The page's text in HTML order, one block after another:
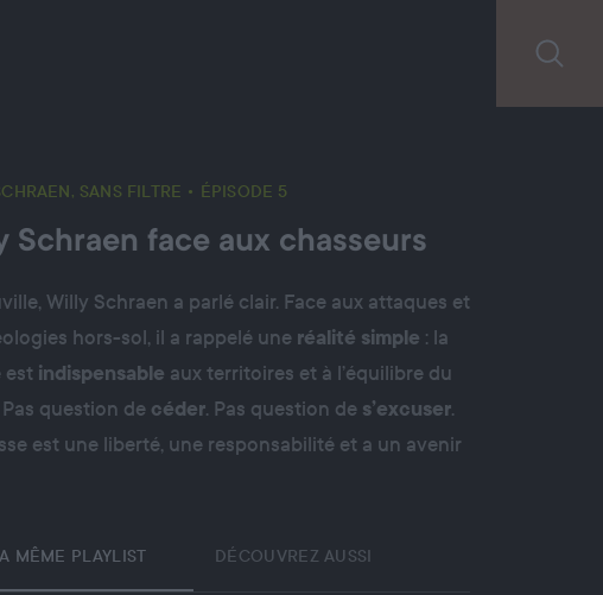
SANS FILTRE • ÉPISODE 5
Schraen face aux chasseurs
Willy Schraen a parlé clair. Face aux attaques et
hors-sol, il a rappelé une réalité simple : la
est indispensable aux territoires et à l’équilibre du
question de céder. Pas question de s’excuser.
est une liberté, une responsabilité et a un avenir
MÊME PLAYLIST DÉCOUVREZ AUSSI